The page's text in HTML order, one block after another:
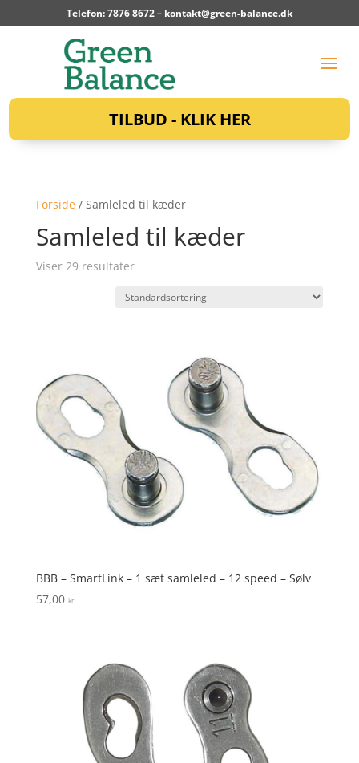
Telefon: 7876 8672 – kontakt@green-balance.dk
TILBUD - KLIK HER
Forside/ Samleled til kæder
Samleled til kæder
Viser 29 resultater
BBB – SmartLink – 1 sæt samleled – 12 speed – Sølv
57,00 kr.